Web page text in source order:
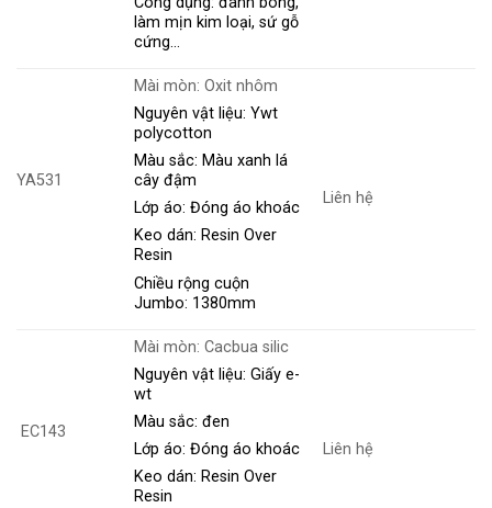
làm mịn kim loại, sứ gỗ
cứng…
YA531
Mài mòn: Oxit nhôm
Nguyên vật liệu: Ywt
polycotton
Màu sắc: Màu xanh lá
cây đậm
Lớp áo: Đóng áo khoác
Keo dán: Resin Over
Resin
Chiều rộng cuộn
Jumbo: 1380mm
Liên hệ
EC143
Mài mòn: Cacbua silic
Nguyên vật liệu: Giấy e-
wt
Màu sắc: đen
Lớp áo: Đóng áo khoác
Keo dán: Resin Over
Resin
Liên hệ